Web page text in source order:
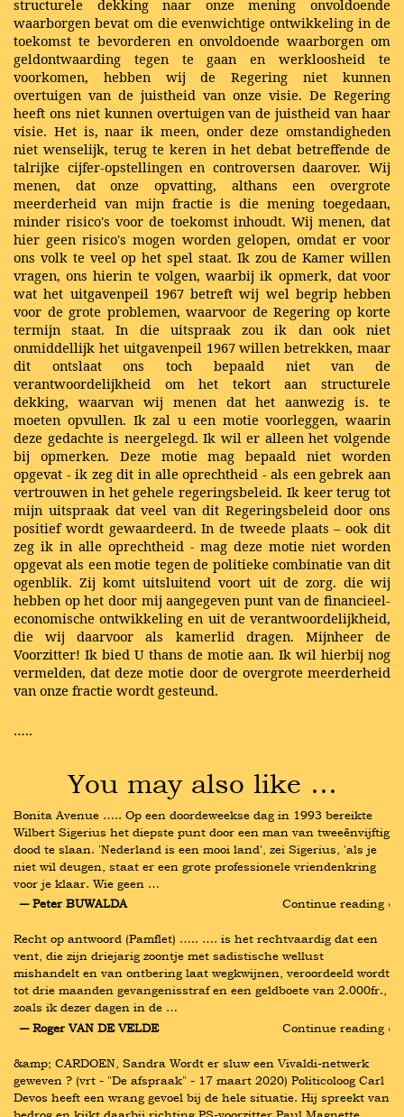
structurele dekking naar onze mening onvoldoende
waarborgen bevat om die evenwichtige ontwikkeling in de
toekomst te bevorderen en onvoldoende waarborgen om
geldontwaarding tegen te gaan en werkloosheid te
voorkomen, hebben wij de Regering niet kunnen
overtuigen van de juistheid van onze visie. De Regering
heeft ons niet kunnen overtuigen van de juistheid van haar
visie. Het is, naar ik meen, onder deze omstandigheden
niet wenselijk, terug te keren in het debat betreffende de
talrijke cijfer-opstellingen en controversen daarover. Wij
menen, dat onze opvatting, althans een overgrote
meerderheid van mijn fractie is die mening toegedaan,
minder risico's voor de toekomst inhoudt. Wij menen, dat
hier geen risico's mogen worden gelopen, omdat er voor
ons volk te veel op het spel staat. Ik zou de Kamer willen
vragen, ons hierin te volgen, waarbij ik opmerk, dat voor
wat het uitgavenpeil 1967 betreft wij wel begrip hebben
voor de grote problemen, waarvoor de Regering op korte
termijn staat. In die uitspraak zou ik dan ook niet
onmiddellijk het uitgavenpeil 1967 willen betrekken, maar
dit ontslaat ons toch bepaald niet van de
verantwoordelijkheid om het tekort aan structurele
dekking, waarvan wij menen dat het aanwezig is. te
moeten opvullen. Ik zal u een motie voorleggen, waarin
deze gedachte is neergelegd. Ik wil er alleen het volgende
bij opmerken. Deze motie mag bepaald niet worden
opgevat - ik zeg dit in alle oprechtheid - als een gebrek aan
vertrouwen in het gehele regeringsbeleid. Ik keer terug tot
mijn uitspraak dat veel van dit Regeringsbeleid door ons
positief wordt gewaardeerd. In de tweede plaats – ook dit
zeg ik in alle oprechtheid - mag deze motie niet worden
opgevat als een motie tegen de politieke combinatie van dit
ogenblik. Zij komt uitsluitend voort uit de zorg. die wij
hebben op het door mij aangegeven punt van de financieel-
economische ontwikkeling en uit de verantwoordelijkheid,
die wij daarvoor als kamerlid dragen. Mijnheer de
Voorzitter! Ik bied U thans de motie aan. Ik wil hierbij nog
vermelden, dat deze motie door de overgrote meerderheid
van onze fractie wordt gesteund.
…..
You may also like …
Bonita Avenue ….. Op een doordeweekse dag in 1993 bereikte
Wilbert Sigerius het diepste punt door een man van tweeënvijftig
dood te slaan. 'Nederland is een mooi land', zei Sigerius, 'als je
niet wil deugen, staat er een grote professionele vriendenkring
voor je klaar. Wie geen …
― Peter BUWALDA
Continue reading ›
Recht op antwoord (Pamflet) ….. …. is het rechtvaardig dat een
vent, die zijn driejarig zoontje met sadistische wellust
mishandelt en van ontbering laat wegkwijnen, veroordeeld wordt
tot drie maanden gevangenisstraf en een geldboete van 2.000fr.,
zoals ik dezer dagen in de …
― Roger VAN DE VELDE
Continue reading ›
&amp; CARDOEN, Sandra Wordt er sluw een Vivaldi-netwerk
geweven ? (vrt - "De afspraak" - 17 maart 2020) Politicoloog Carl
Devos heeft een wrang gevoel bij de hele situatie. Hij spreekt van